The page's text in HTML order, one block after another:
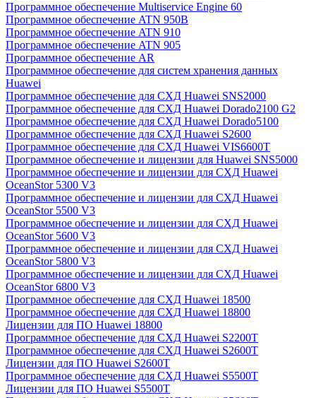
Программное обеспечение Multiservice Engine 60
Программное обеспечение ATN 950B
Программное обеспечение ATN 910
Программное обеспечение ATN 905
Программное обеспечение AR
Программное обеспечение для систем хранения данных
Huawei
Программное обеспечение для СХД Huawei SNS2000
Программное обеспечение для СХД Huawei Dorado2100 G2
Программное обеспечение для СХД Huawei Dorado5100
Программное обеспечение для СХД Huawei S2600
Программное обеспечение для СХД Huawei VIS6600T
Программное обеспечение и лицензии для Huawei SNS5000
Программное обеспечение и лицензии для СХД Huawei
OceanStor 5300 V3
Программное обеспечение и лицензии для СХД Huawei
OceanStor 5500 V3
Программное обеспечение и лицензии для СХД Huawei
OceanStor 5600 V3
Программное обеспечение и лицензии для СХД Huawei
OceanStor 5800 V3
Программное обеспечение и лицензии для СХД Huawei
OceanStor 6800 V3
Программное обеспечение для СХД Huawei 18500
Программное обеспечение для СХД Huawei 18800
Лицензии для ПО Huawei 18800
Программное обеспечение для СХД Huawei S2200T
Программное обеспечение для СХД Huawei S2600T
Лицензии для ПО Huawei S2600T
Программное обеспечение для СХД Huawei S5500T
Лицензии для ПО Huawei S5500T